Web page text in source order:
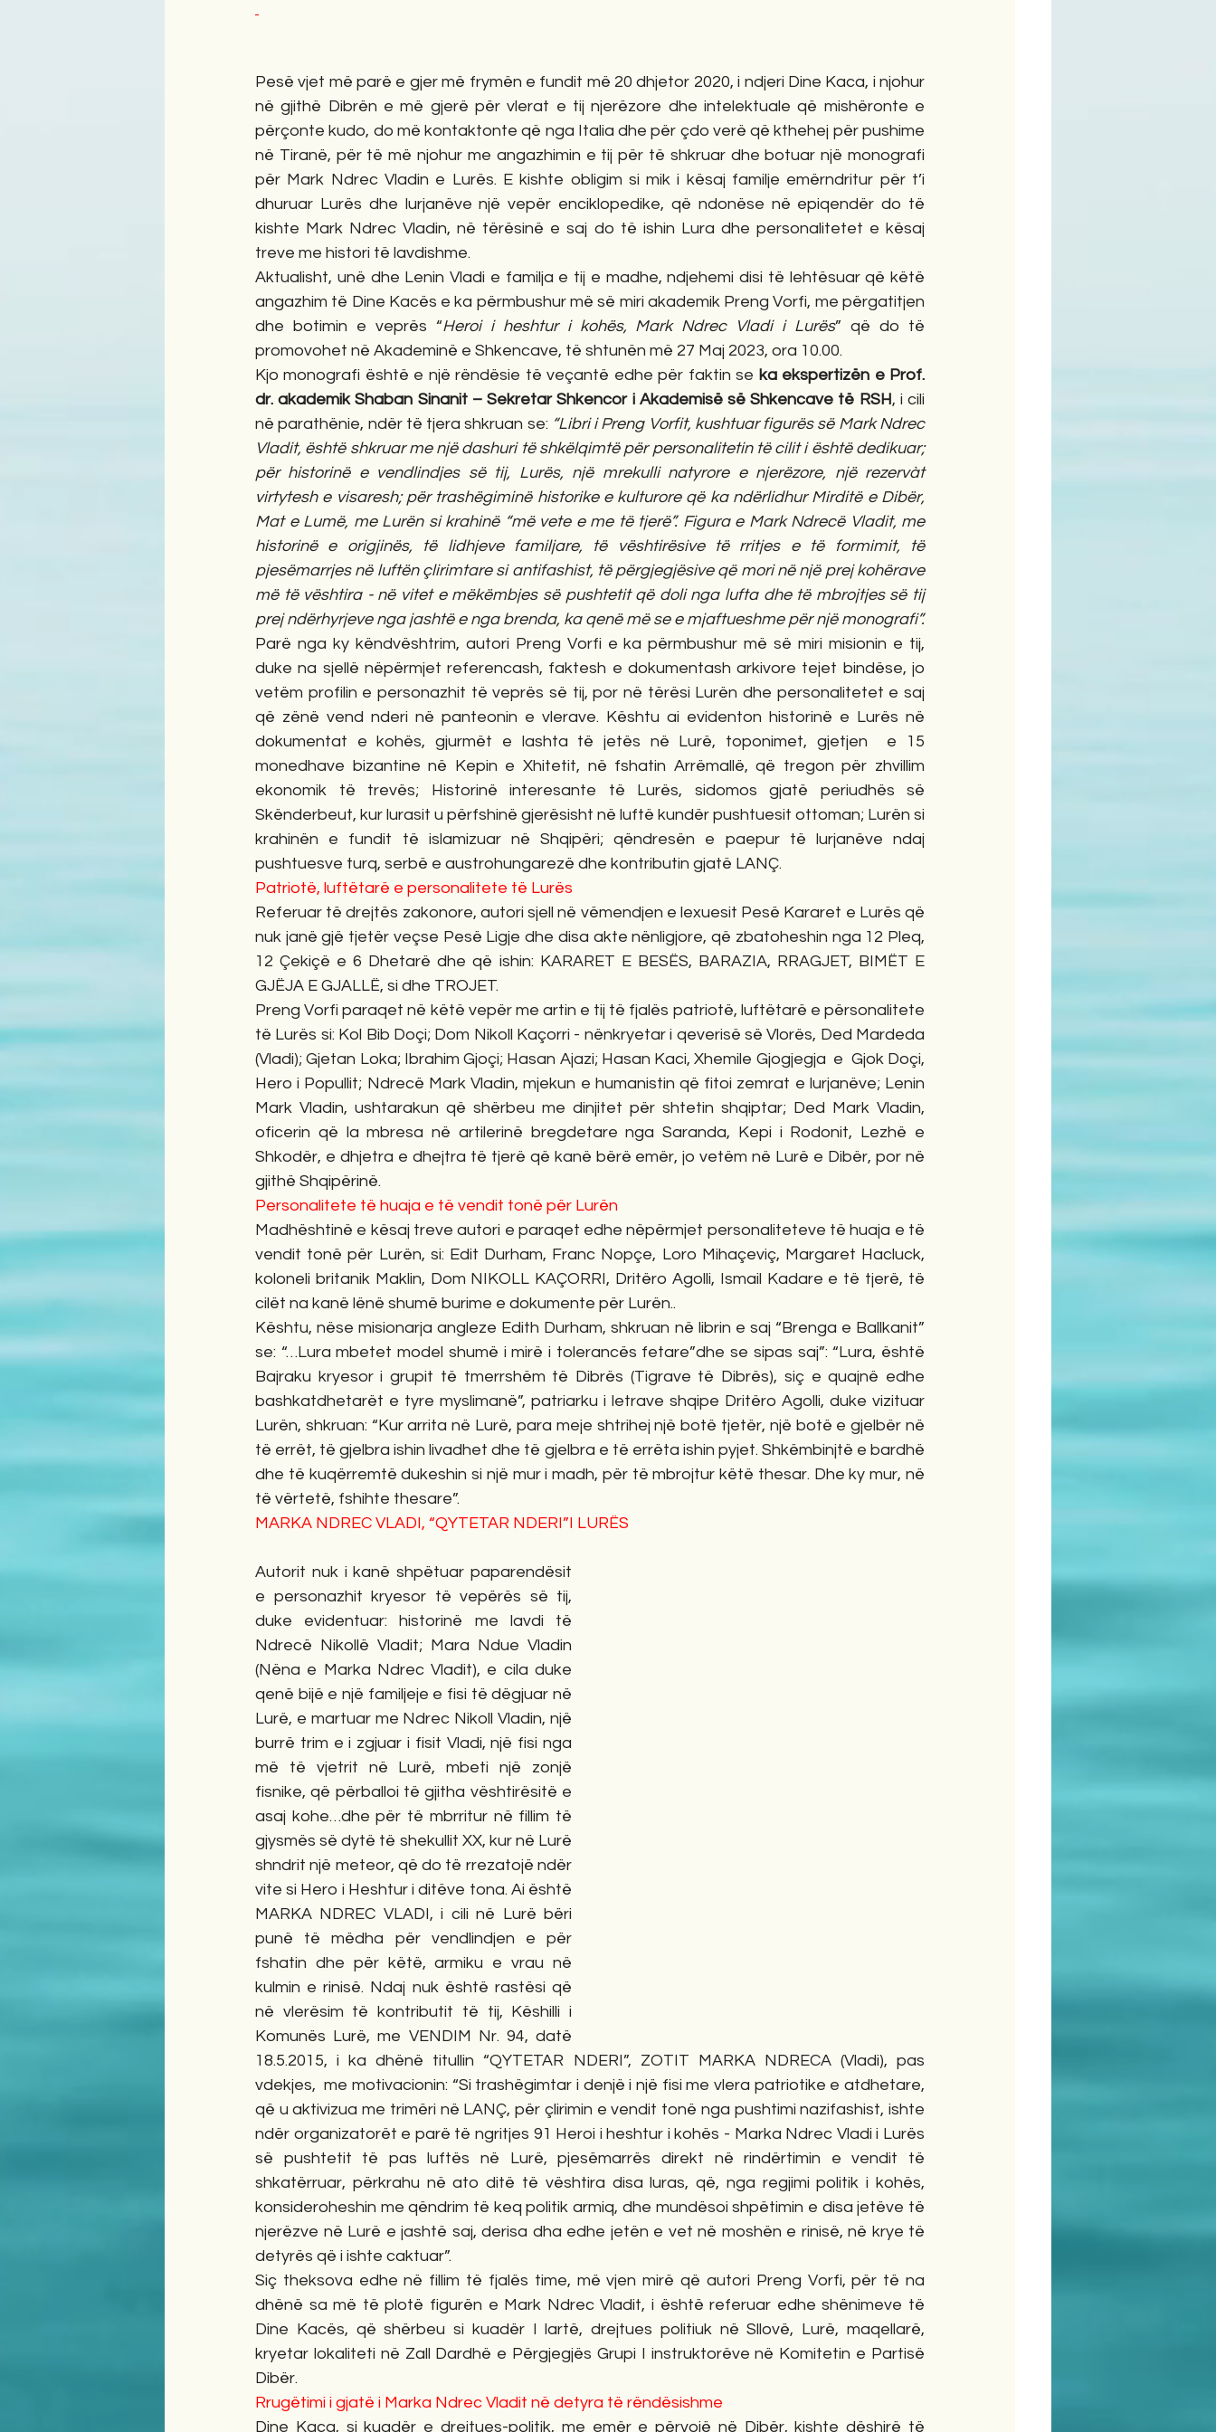
Pesë vjet më parë e gjer më frymën e fundit më 20 dhjetor 2020, i ndjeri Dine Kaca, i njohur
në gjithë Dibrën e më gjerë për vlerat e tij njerëzore dhe intelektuale që mishëronte e
përçonte kudo, do më kontaktonte që nga Italia dhe për çdo verë që kthehej për pushime
në Tiranë, për të më njohur me angazhimin e tij për të shkruar dhe botuar një monografi
për Mark Ndrec Vladin e Lurës. E kishte obligim si mik i kësaj familje emërndritur për t’i
dhuruar Lurës dhe lurjanëve një vepër enciklopedike, që ndonëse në epiqendër do të
kishte Mark Ndrec Vladin, në tërësinë e saj do të ishin Lura dhe personalitetet e kësaj
treve me histori të lavdishme.
Aktualisht, unë dhe Lenin Vladi e familja e tij e madhe, ndjehemi disi të lehtësuar që këtë
angazhim të Dine Kacës e ka përmbushur më së miri akademik Preng Vorfi, me përgatitjen
dhe botimin e veprës “Heroi i heshtur i kohës, Mark Ndrec Vladi i Lurës” që do të
promovohet në Akademinë e Shkencave, të shtunën më 27 Maj 2023, ora 10.00.
Kjo monografi është e një rëndësie të veçantë edhe për faktin se ka ekspertizën e Prof.
dr. akademik Shaban Sinanit – Sekretar Shkencor i Akademisë së Shkencave të RSH, i cili
në parathënie, ndër të tjera shkruan se: “Libri i Preng Vorfit, kushtuar figurës së Mark Ndrec
Vladit, është shkruar me një dashuri të shkëlqimtë për personalitetin të cilit i është dedikuar;
për historinë e vendlindjes së tij, Lurës, një mrekulli natyrore e njerëzore, një rezervàt
virtytesh e visaresh; për trashëgiminë historike e kulturore që ka ndërlidhur Mirditë e Dibër,
Mat e Lumë, me Lurën si krahinë “më vete e me të tjerë”. Figura e Mark Ndrecë Vladit, me
historinë e origjinës, të lidhjeve familjare, të vështirësive të rritjes e të formimit, të
pjesëmarrjes në luftën çlirimtare si antifashist, të përgjegjësive që mori në një prej kohërave
më të vështira - në vitet e mëkëmbjes së pushtetit që doli nga lufta dhe të mbrojtjes së tij
prej ndërhyrjeve nga jashtë e nga brenda, ka qenë më se e mjaftueshme për një monografi”.
Parë nga ky këndvështrim, autori Preng Vorfi e ka përmbushur më së miri misionin e tij,
duke na sjellë nëpërmjet referencash, faktesh e dokumentash arkivore tejet bindëse, jo
vetëm profilin e personazhit të veprës së tij, por në tërësi Lurën dhe personalitetet e saj
që zënë vend nderi në panteonin e vlerave. Kështu ai evidenton historinë e Lurës në
dokumentat e kohës, gjurmët e lashta të jetës në Lurë, toponimet, gjetjen  e 15
monedhave bizantine në Kepin e Xhitetit, në fshatin Arrëmallë, që tregon për zhvillim
ekonomik të trevës; Historinë interesante të Lurës, sidomos gjatë periudhës së
Skënderbeut, kur lurasit u përfshinë gjerësisht në luftë kundër pushtuesit ottoman; Lurën si
krahinën e fundit të islamizuar në Shqipëri; qëndresën e paepur të lurjanëve ndaj
pushtuesve turq, serbë e austrohungarezë dhe kontributin gjatë LANÇ.
Patriotë, luftëtarë e personalitete të Lurës
Referuar të drejtës zakonore, autori sjell në vëmendjen e lexuesit Pesë Kararet e Lurës që
nuk janë gjë tjetër veçse Pesë Ligje dhe disa akte nënligjore, që zbatoheshin nga 12 Pleq,
12 Çekiçë e 6 Dhetarë dhe që ishin: KARARET E BESËS, BARAZIA, RRAGJET, BIMËT E
GJËJA E GJALLË, si dhe TROJET.
Preng Vorfi paraqet në këtë vepër me artin e tij të fjalës patriotë, luftëtarë e përsonalitete
të Lurës si: Kol Bib Doçi; Dom Nikoll Kaçorri - nënkryetar i qeverisë së Vlorës, Ded Mardeda
(Vladi); Gjetan Loka; Ibrahim Gjoçi; Hasan Ajazi; Hasan Kaci, Xhemile Gjogjegja  e  Gjok Doçi,
Hero i Popullit; Ndrecë Mark Vladin, mjekun e humanistin që fitoi zemrat e lurjanëve; Lenin
Mark Vladin, ushtarakun që shërbeu me dinjitet për shtetin shqiptar; Ded Mark Vladin,
oficerin që la mbresa në artilerinë bregdetare nga Saranda, Kepi i Rodonit, Lezhë e
Shkodër, e dhjetra e dhejtra të tjerë që kanë bërë emër, jo vetëm në Lurë e Dibër, por në
gjithë Shqipërinë.
Personalitete të huaja e të vendit tonë për Lurën
Madhështinë e kësaj treve autori e paraqet edhe nëpërmjet personaliteteve të huaja e të
vendit tonë për Lurën, si: Edit Durham, Franc Nopçe, Loro Mihaçeviç, Margaret Hacluck,
koloneli britanik Maklin, Dom NIKOLL KAÇORRI, Dritëro Agolli, Ismail Kadare e të tjerë, të
cilët na kanë lënë shumë burime e dokumente për Lurën..
Kështu, nëse misionarja angleze Edith Durham, shkruan në librin e saj “Brenga e Ballkanit”
se: “…Lura mbetet model shumë i mirë i tolerancës fetare”dhe se sipas saj”: “Lura, është
Bajraku kryesor i grupit të tmerrshëm të Dibrës (Tigrave të Dibrës), siç e quajnë edhe
bashkatdhetarët e tyre myslimanë”, patriarku i letrave shqipe Dritëro Agolli, duke vizituar
Lurën, shkruan: “Kur arrita në Lurë, para meje shtrihej një botë tjetër, një botë e gjelbër në
të errët, të gjelbra ishin livadhet dhe të gjelbra e të errëta ishin pyjet. Shkëmbinjtë e bardhë
dhe të kuqërremtë dukeshin si një mur i madh, për të mbrojtur këtë thesar. Dhe ky mur, në
të vërtetë, fshihte thesare”.
MARKA NDREC VLADI, “QYTETAR NDERI”I LURËS
Autorit nuk i kanë shpëtuar paparendësit
e personazhit kryesor të vepërës së tij,
duke evidentuar: historinë me lavdi të
Ndrecë Nikollë Vladit; Mara Ndue Vladin
(Nëna e Marka Ndrec Vladit), e cila duke
qenë bijë e një familjeje e fisi të dëgjuar në
Lurë, e martuar me Ndrec Nikoll Vladin, një
burrë trim e i zgjuar i fisit Vladi, një fisi nga
më të vjetrit në Lurë, mbeti një zonjë
fisnike, që përballoi të gjitha vështirësitë e
asaj kohe…dhe për të mbrritur në fillim të
gjysmës së dytë të shekullit XX, kur në Lurë
shndrit një meteor, që do të rrezatojë ndër
vite si Hero i Heshtur i ditëve tona. Ai është
MARKA NDREC VLADI, i cili në Lurë bëri
punë të mëdha për vendlindjen e për
fshatin dhe për këtë, armiku e vrau në
kulmin e rinisë. Ndaj nuk është rastësi që
në vlerësim të kontributit të tij, Këshilli i
Komunës Lurë, me VENDIM Nr. 94, datë
18.5.2015, i ka dhënë titullin “QYTETAR NDERI”, ZOTIT MARKA NDRECA (Vladi), pas
vdekjes,  me motivacionin: “Si trashëgimtar i denjë i një fisi me vlera patriotike e atdhetare,
që u aktivizua me trimëri në LANÇ, për çlirimin e vendit tonë nga pushtimi nazifashist, ishte
ndër organizatorët e parë të ngritjes 91 Heroi i heshtur i kohës - Marka Ndrec Vladi i Lurës
së pushtetit të pas luftës në Lurë, pjesëmarrës direkt në rindërtimin e vendit të
shkatërruar, përkrahu në ato ditë të vështira disa luras, që, nga regjimi politik i kohës,
konsideroheshin me qëndrim të keq politik armiq, dhe mundësoi shpëtimin e disa jetëve të
njerëzve në Lurë e jashtë saj, derisa dha edhe jetën e vet në moshën e rinisë, në krye të
detyrës që i ishte caktuar”.
Siç theksova edhe në fillim të fjalës time, më vjen mirë që autori Preng Vorfi, për të na
dhënë sa më të plotë figurën e Mark Ndrec Vladit, i është referuar edhe shënimeve të
Dine Kacës, që shërbeu si kuadër I lartë, drejtues politiuk në Sllovë, Lurë, maqellarë,
kryetar lokaliteti në Zall Dardhë e Përgjegjës Grupi I instruktorëve në Komitetin e Partisë
Dibër.
Rrugëtimi i gjatë i Marka Ndrec Vladit në detyra të rëndësishme
Dine Kaca, si kuadër e drejtues-politik, me emër e përvojë në Dibër, kishte dëshirë të